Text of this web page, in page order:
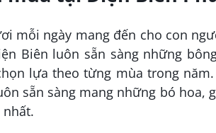
mỗi ngày mang đến cho con
Biên luôn sẵn sàng những
lựa theo từng mùa trong
sẵn sàng mang những bó hoa,